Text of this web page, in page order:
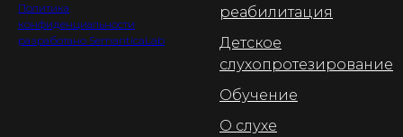
Политика
конфиденциальности
разработано SemanticaLab
реабилитация
Детское
слухопротезирование
Обучение
О слухе